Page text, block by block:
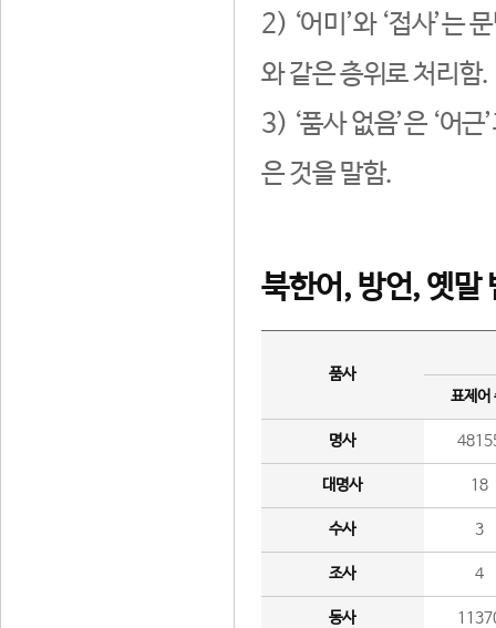
2) ‘어미’와 ‘접사’는
와 같은 층위로 처리함.
3) ‘품사 없음’은 ‘어
은 것을 말함.
북한어, 방언, 옛말
품사
표제어
명사
대명사 18
수사 3
조사 4
동사